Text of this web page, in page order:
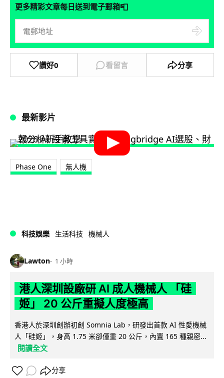
更多精彩文章每日送到電子郵箱📮
讚好0 看留言 分享
最新影片
Phase One 無人機
科技娛樂 生活科技 機械人
Lawton 1 小時
港人深圳設廠研 AI 成人機械人 「硅
姬」 20 公斤重擬人度極高
香港人於深圳創辦初創 Somnia Lab，研發出首款 AI 性愛機械
人「硅姬」，身高 1.75 米卻僅重 20 公斤，內置 165 種親密...
閱讀全文
分享